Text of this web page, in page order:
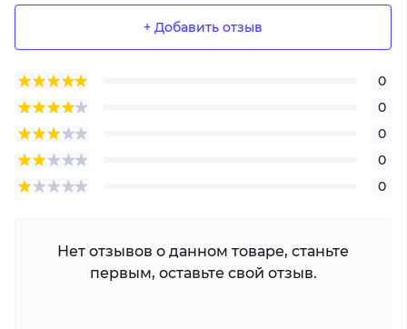
+ Добавить отзыв
0
0
0
0
0
Нет отзывов о данном товаре, станьте
первым, оставьте свой отзыв.